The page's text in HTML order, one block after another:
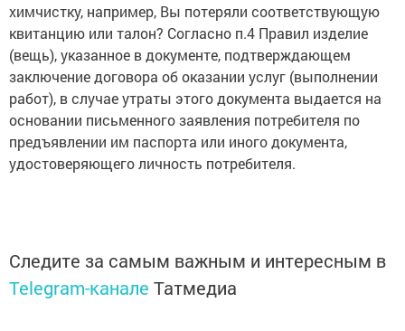
химчистку, например, Вы потеряли соответствующую
квитанцию или талон? Согласно п.4 Правил изделие
(вещь), указанное в документе, подтверждающем
заключение договора об оказании услуг (выполнении
работ), в случае утраты этого документа выдается на
основании письменного заявления потребителя по
предъявлении им паспорта или иного документа,
удостоверяющего личность потребителя.
Следите за самым важным и интересным в
Telegram-канале Татмедиа